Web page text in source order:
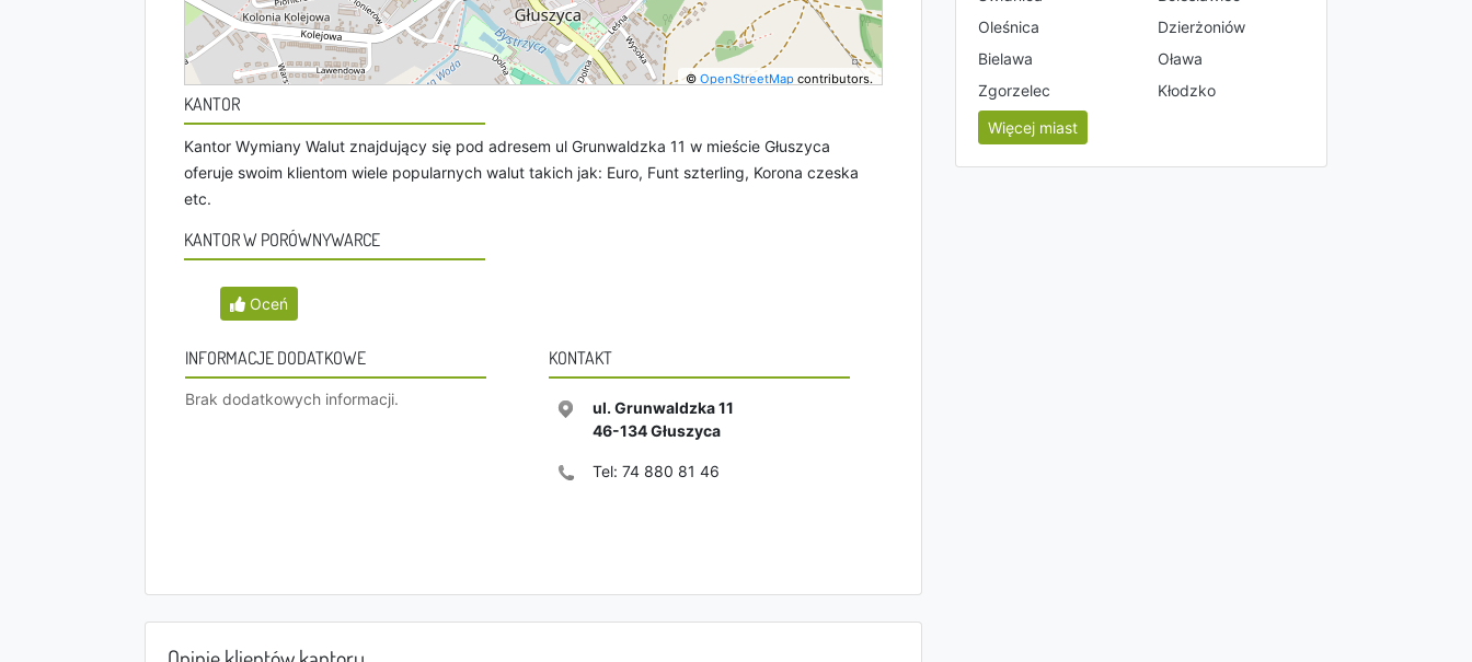
©OpenStreetMap contributors.
KANTOR
Kantor Wymiany Walut znajdujący się pod adresem ul Grunwaldzka 11 w mieście Głuszyca
oferuje swoim klientom wiele popularnych walut takich jak: Euro, Funt szterling, Korona czeska
etc.
KANTOR W PORÓWNYWARCE
Oceń
INFORMACJE DODATKOWE
Brak dodatkowych informacji.
KONTAKT
ul. Grunwaldzka 11
46-134Głuszyca
Tel: 74 880 81 46
Oleśnica
Dzierżoniów
Bielawa
Oława
Zgorzelec
Kłodzko
Więcej miast